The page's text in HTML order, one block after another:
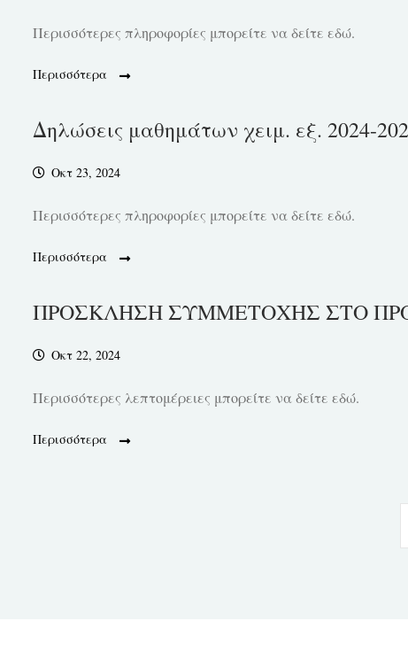
Περισσότερες πληροφορίες μπορείτε να δείτε εδώ.
Περισσότερα
Δηλώσεις μαθημάτων χειμ. εξ. 2024-
Οκτ 23, 2024
Περισσότερες πληροφορίες μπορείτε να δείτε εδώ.
Περισσότερα
ΠΡΟΣΚΛΗΣΗ ΣΥΜΜΕΤΟΧΗΣ ΣΤΟ
Οκτ 22, 2024
Περισσότερες λεπτομέρειες μπορείτε να δείτε εδώ.
Περισσότερα